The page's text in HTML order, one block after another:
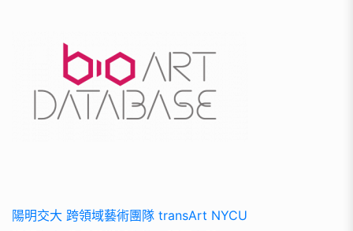
陽明交大 跨領域藝術團隊 transArt NYCU